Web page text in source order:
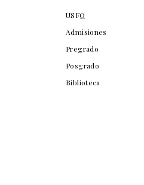
USFQ
Admisiones
Pregrado
Posgrado
Biblioteca